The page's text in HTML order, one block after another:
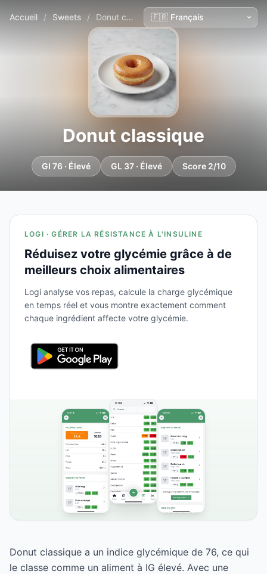
Accueil / Sweets / Donut classique
Donut classique
GI 76 · Élevé GL 37 · Élevé Score 2/10
LOGI · GÉRER LA RÉSISTANCE À L'INSULINE
Réduisez votre glycémie grâce à de
meilleurs choix alimentaires
Logi analyse vos repas, calcule la charge glycémique
en temps réel et vous montre exactement comment
chaque ingrédient affecte votre glycémie.
Donut classique a un indice glycémique de 76, ce qui
le classe comme un aliment à IG élevé. Avec une